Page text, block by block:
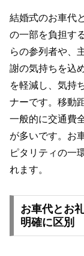
結婚式のお車代
の一部を負担す
らの参列者や、
謝の気持ちを込
を軽減し、気持
ナーです。移動
一般的に交通費
が多いです。お
ピタリティの一
れます。
お車代とお
明確に区別